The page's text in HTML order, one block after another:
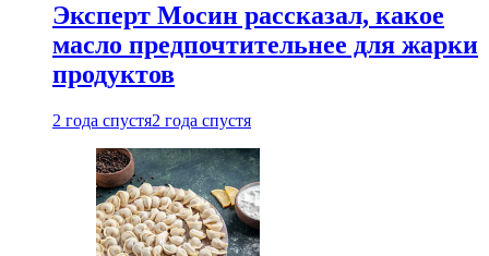
Эксперт Мосин рассказал, какое
масло предпочтительнее для жарки
продуктов
2 года спустя2 года спустя